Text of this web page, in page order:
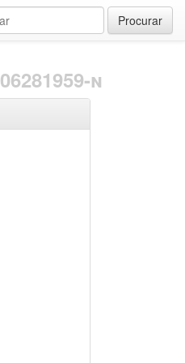
Procurar
06281959-n